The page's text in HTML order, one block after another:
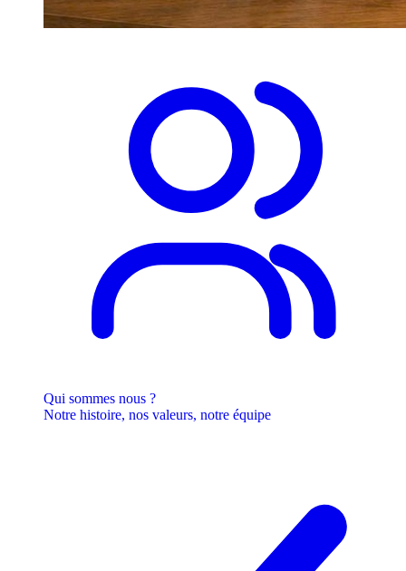
Qui sommes nous ?
Notre histoire, nos valeurs, notre équipe